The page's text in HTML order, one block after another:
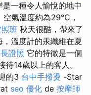
是一種令人愉悅的地中
氣溫度約為29°C，
班 秋天很酷，帶來了
，溫度計的汞纖維在夏
證照 它的特徵是一個
14歲以上的客人。
的3 台中手撥燙 -Star
seo 優化 de 按摩師